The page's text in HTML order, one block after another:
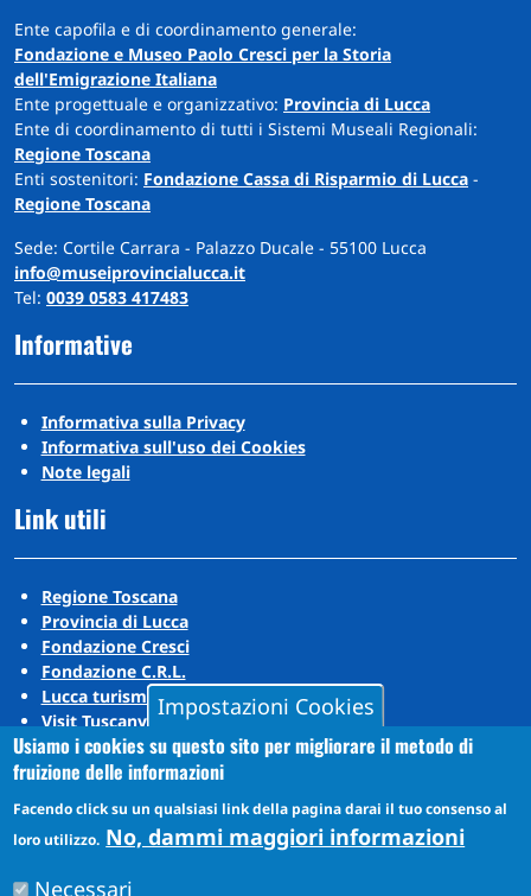
Ente capofila e di coordinamento generale:
Fondazione e Museo Paolo Cresci per la Storia
dell'Emigrazione Italiana
Ente progettuale e organizzativo: Provincia di Lucca
Ente di coordinamento di tutti i Sistemi Museali Regionali:
Regione Toscana
Enti sostenitori: Fondazione Cassa di Risparmio di Lucca -
Regione Toscana
Sede: Cortile Carrara - Palazzo Ducale - 55100 Lucca
info@museiprovincialucca.it
Tel: 0039 0583 417483
Informative
Informativa sulla Privacy
Informativa sull'uso dei Cookies
Note legali
Link utili
Regione Toscana
Provincia di Lucca
Fondazione Cresci
Fondazione C.R.L.
Lucca turismo
Visit Tuscany
Puccini Lands
Social media
Impostazioni Cookies
Usiamo i cookies su questo sito per migliorare il metodo di
fruizione delle informazioni
Facendo click su un qualsiasi link della pagina darai il tuo consenso al
loro utilizzo. No, dammi maggiori informazioni
Necessari